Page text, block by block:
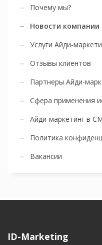
Почему мы?
Новости компании
Услуги Айди-
Отзывы клиентов
Партнеры Айди-
Сфера применения
Айди-маркетинг в
Политика
Вакансии
ID-Marketing